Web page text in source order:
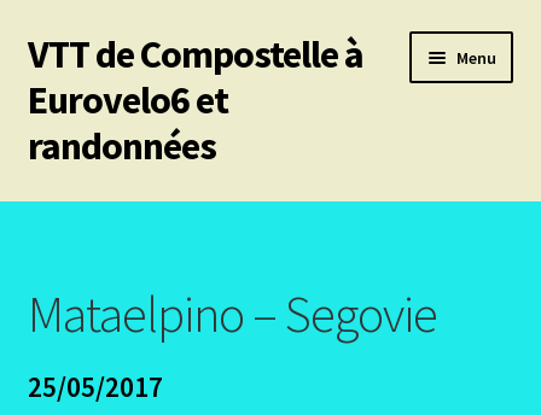
Aller
à
la
navigation
Aller
au
contenu
VTT de Compostelle à
Eurovelo6 et
randonnées
Menu
Mes 6 chemins vtt de Compostelle
Le Puy en Velay – Santiago – Fisterra – Année 2009
Arles – Fisterra en 2014
Mataelpino – Segovie
25/05/2017